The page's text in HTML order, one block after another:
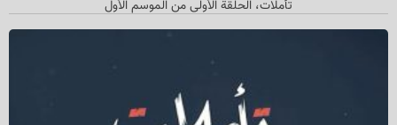
تأملات، الحلقة الأولی من الموسم الأول